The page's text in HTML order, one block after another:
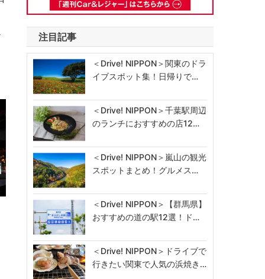
注目記事
＜Drive! NIPPON＞関東のドラ
イブスポット集！日帰りで…
＜Drive! NIPPON＞千葉駅周辺
のランチにおすすめの店12…
＜Drive! NIPPON＞嵐山の観光
スポットまとめ！グルメス…
＜Drive! NIPPON＞【群馬県】
おすすめの道の駅12選！ド…
＜Drive! NIPPON＞ドライブで
行きたい関東で人気の浜焼き…